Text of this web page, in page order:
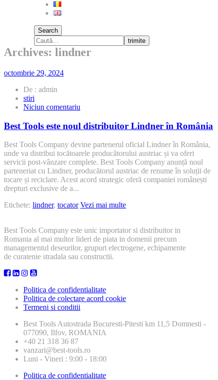
Search
trimite
Archives: lindner
octombrie 29, 2024
De : admin
stiri
Niciun comentariu
Tools
este
noul
distribuitor
Lindner
în
România
Best Tools este noul distribuitor Lindner în România
Best Tools Company devine partenerul oficial Lindner în România,
unde va distribui tocătoarele producătorului austriac și va oferi
servicii post-vânzare complete. Best Tools Company anunță noul
parteneriat cu Lindner, producătorul austriac de renume în soluții de
tocare și reciclare. Acest acord strategic oferă companiei românești
drepturi exclusive de a...
Etichete: lindner, tocator Vezi mai multe
Best Tools Company este unic importator si distribuitor in
Romania al mai multor lideri de piata in domenii precum
managementul deseurilor, grupuri electrogene, echipamente
de curatenie stradala sau constructii.
Politica de confidentialitate
Politica de colectare acord cookie
Termeni si conditii
Best Tools Autostrada Bucuresti-Pitesti km 11,5 Domnesti -
077090, Ilfov, ROMANIA
+40 21 318 36 87
vanzari@best-tools.ro
Luni - Vineri : 9:00 - 18:00
Politica de confidentialitate